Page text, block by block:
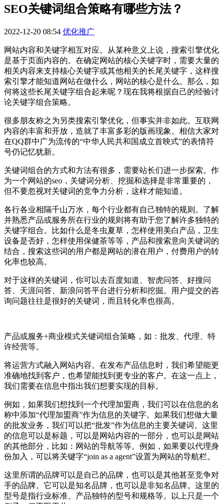
SEO关键词组合策略有哪些方法？
2022-12-20 08:54 优化推广
网站内容和关键字相互对应。从某种意义上说，搜索引擎优化
是基于页面内容的。在确定网站的核心关键字时，需要大量的
相关内容来支持核心关键字或其他相关的长尾关键字，这样搜
索引擎才能知道网站在做什么，网站的核心是什么。那么，如
何将这些长尾关键字组合起来呢？现在我将根据自己的经验讨
论关键字组合策略。
很多朋友称之为另类搜索引擎优化，但事实并非如此。互联网
内容的丰富和开放，造就了丰富多彩的版画现象。相信大家对
在QQ群中广为流传的“中华人民共和国成立首映式”的表情符
号仍记忆犹新。
关键词组合的方式和方法有很多，需要站长们进一步探索。作
为一个网站的seo，关键词分析、挖掘和选择是非常重要的，
但不要忽视对关键词的竞争力分析，这样才能知道。
各行各业相隔千山万水，每个行业都有自己独特的规则。了解
并熟悉产品或服务所在行业的规则将有助于您了解许多独特的
关键字组合。比如什么是冬虫夏草，怎样使用美白产品，卫生
设备是否好，怎样使用保健茶等等，产品和搜索意向关键词的
结合，搜索这些词的用户都是网站的潜在用户，付费用户的转
化率也较高。
对于这样的关键词，你可以去百度知道、智虎问答、好搜问
答、天涯问答、新浪问答平台进行分析和挖掘。用户提交的咨
询问题往往是很好的关键词，而且转化率也很高。
产品或服务+商业模式关键词组合策略，如：批发、代理、特
许经营等。
将运营方式融入网站内容。在发布产品信息时，我们希望能更
准确地找到客户，也希望能找到更专业的客户。在这一点上，
我们需要在信息中指出我们想要实现的目标。
例如，如果我们想找到一个代理加盟商，我们可以在信息的名
称中添加“代理加盟商”作为信息的关键字。如果我们想做大量
的批发业务，我们可以把“批发”作为信息的主要关键词。这里
的信息可以是标题，可以是网站内容的一部分，也可以是网站
的其他部分，比如：网站的导航等等。例如，如果要以代理身
份加入，可以将关键字“join as a agent”设置为网站的导航栏。
这里所谓的品牌可以是自己的品牌，也可以是其他甚至竞争对
手的品牌。它可以是知名品牌，也可以是非知名品牌。这里的
型号是指行业标准、产品独特的型号和规格等。以上只是一个